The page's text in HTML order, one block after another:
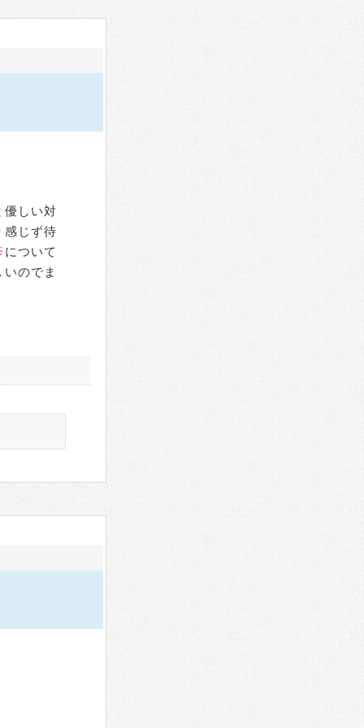
優しい対
感じず待
について
のでま